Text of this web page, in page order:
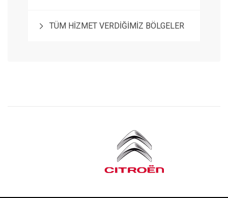
TÜM HİZMET VERDİĞİMİZ BÖLGELER